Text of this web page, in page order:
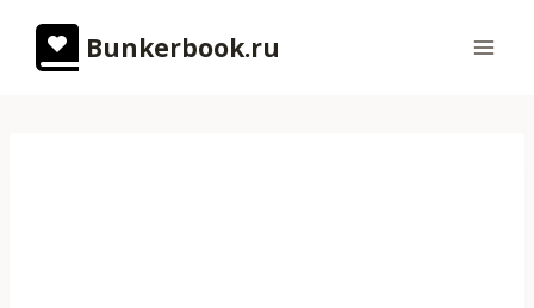
содержимому
Bunkerbook.ru